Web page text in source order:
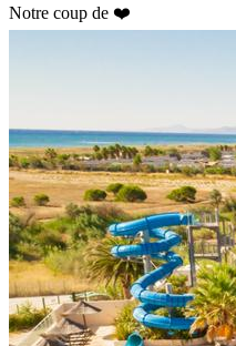
Notre coup de ❤️